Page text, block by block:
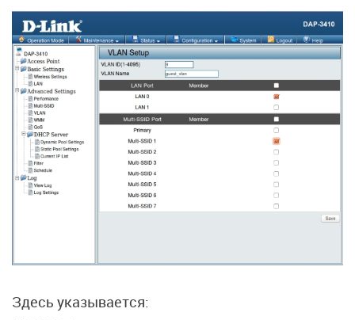
Здесь указывается: